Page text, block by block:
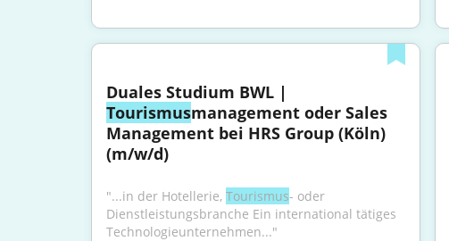
Tourismusmanagement oder Sales
Management bei HRS Group (Köln)
(m/w/d)
"...in der Hotellerie, Tourismus- oder
Dienstleistungsbranche Ein international tätiges
Technologieunternehmen..."